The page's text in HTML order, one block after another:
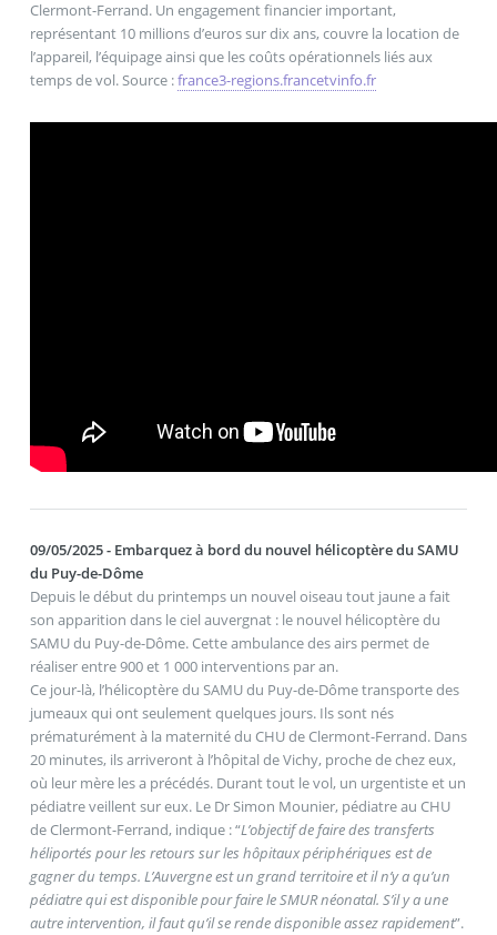
Clermont-Ferrand. Un engagement financier important,
représentant 10 millions d’euros sur dix ans, couvre la location de
l’appareil, l’équipage ainsi que les coûts opérationnels liés aux
temps de vol. Source :france3-regions.francetvinfo.fr
09/05/2025 - Embarquez à bord du nouvel hélicoptère du SAMU
du Puy-de-Dôme
Depuis le début du printemps un nouvel oiseau tout jaune a fait
son apparition dans le ciel auvergnat : le nouvel hélicoptère du
SAMU du Puy-de-Dôme. Cette ambulance des airs permet de
réaliser entre 900 et 1 000 interventions par an.
Ce jour-là, l’hélicoptère du SAMU du Puy-de-Dôme transporte des
jumeaux qui ont seulement quelques jours. Ils sont nés
prématurément à la maternité du CHU de Clermont-Ferrand. Dans
20 minutes, ils arriveront à l’hôpital de Vichy, proche de chez eux,
où leur mère les a précédés. Durant tout le vol, un urgentiste et un
pédiatre veillent sur eux. Le Dr Simon Mounier, pédiatre au CHU
de Clermont-Ferrand, indique : “L’objectif de faire des transferts
héliportés pour les retours sur les hôpitaux périphériques est de
gagner du temps. L’Auvergne est un grand territoire et il n’y a qu’un
pédiatre qui est disponible pour faire le SMUR néonatal. S’il y a une
autre intervention, il faut qu’il se rende disponible assez rapidement”.